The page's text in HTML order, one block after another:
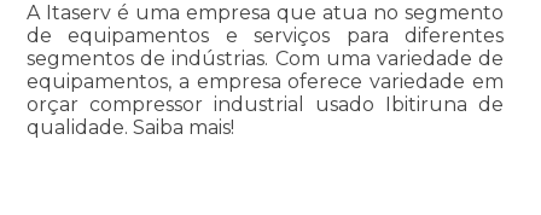
A Itaserv é uma empresa que atua no segmento
de equipamentos e serviços para diferentes
segmentos de indústrias. Com uma variedade de
equipamentos, a empresa oferece variedade em
orçar compressor industrial usado Ibitiruna de
qualidade. Saiba mais!